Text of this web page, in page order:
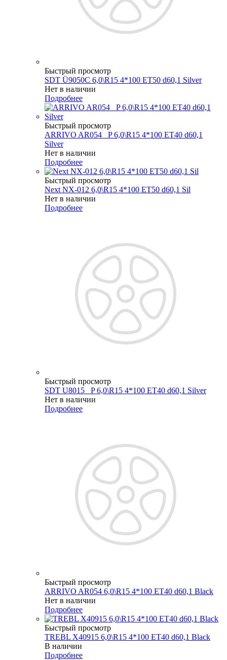
Быстрый просмотр
SDT Ü9050C 6,0\R15 4*100 ET50 d60,1 Silver
Нет в наличии
Подробнее
Быстрый просмотр
ARRIVO AR054 _P 6,0\R15 4*100 ET40 d60,1
Silver
Нет в наличии
Подробнее
Быстрый просмотр
Next NX-012 6,0\R15 4*100 ET50 d60,1 Sil
Нет в наличии
Подробнее
Быстрый просмотр
SDT U8015 _P 6,0\R15 4*100 ET40 d60,1 Silver
Нет в наличии
Подробнее
Быстрый просмотр
ARRIVO AR054 6,0\R15 4*100 ET40 d60,1 Black
Нет в наличии
Подробнее
Быстрый просмотр
TREBL X40915 6,0\R15 4*100 ET40 d60,1 Black
В наличии
Подробнее